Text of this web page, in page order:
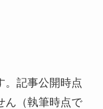
。記事公開時点
ん（執筆時点で